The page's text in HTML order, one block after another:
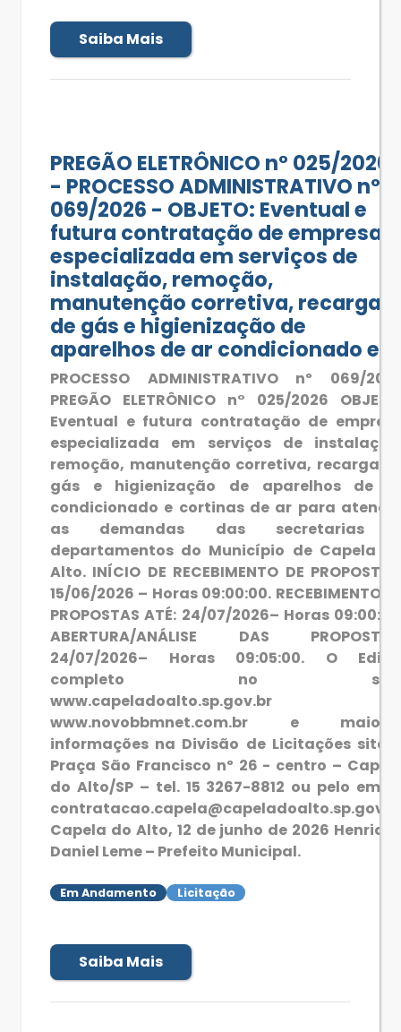
Saiba Mais
PREGÃO ELETRÔNICO n° 025/2026
- PROCESSO ADMINISTRATIVO nº
069/2026 - OBJETO: Eventual e
futura contratação de empresa
especializada em serviços de
instalação, remoção,
manutenção corretiva, recarga
de gás e higienização de
aparelhos de ar condicionado e
PROCESSO ADMINISTRATIVO nº 069/
PREGÃO ELETRÔNICO n° 025/2026
Eventual e futura contratação de
especializada em serviços de
remoção, manutenção corretiva, recarga
gás e higienização de aparelhos de
condicionado e cortinas de ar para
as demandas das secretarias
departamentos do Município de Capela
Alto. INÍCIO DE RECEBIMENTO DE
15/06/2026 – Horas 09:00:00. RECEBIMENTO
PROPOSTAS ATÉ: 24/07/2026– Horas
ABERTURA/ANÁLISE DAS
24/07/2026– Horas 09:05:00. O
completo no
www.capeladoalto.sp.gov.br
www.novobbmnet.com.br e
informações na Divisão de Licitações sito
Praça São Francisco nº 26 - centro –
do Alto/SP – tel. 15 3267-8812 ou pelo
Capela do Alto, 12 de junho de 2026
Daniel Leme – Prefeito Municipal.
Em Andamento Licitação
Saiba Mais